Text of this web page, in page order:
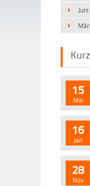
15
Mai
16
Jan
28
Nov